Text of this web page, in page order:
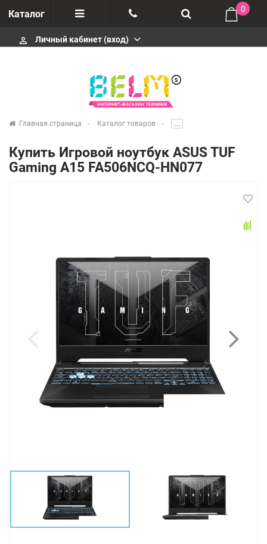
Каталог
Отзывы
Сервисные центры
+74952666992
0
perm_identity Личный кабинет (вход)
Главная страница Каталог товаров .....
Купить Игровой ноутбук ASUS TUF
Gaming A15 FA506NCQ-HN077